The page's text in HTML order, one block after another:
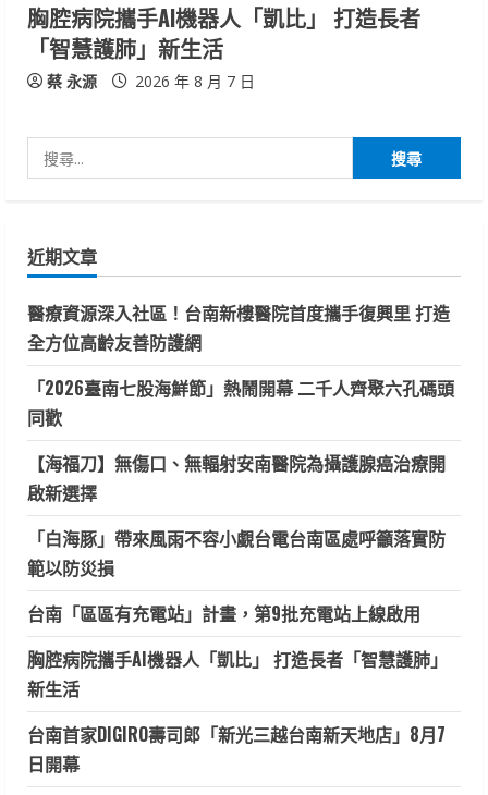
胸腔病院攜手AI機器人「凱比」 打造長者
「智慧護肺」新生活
蔡 永源 2026 年 8 月 7 日
尋
字:
近期文章
醫療資源深入社區！台南新樓醫院首度攜手復興里 打造
全方位高齡友善防護網
「2026臺南七股海鮮節」熱鬧開幕 二千人齊聚六孔碼頭
同歡
【海福刀】無傷口、無輻射安南醫院為攝護腺癌治療開
啟新選擇
「白海豚」帶來風雨不容小覷台電台南區處呼籲落實防
範以防災損
台南「區區有充電站」計畫，第9批充電站上線啟用
胸腔病院攜手AI機器人「凱比」 打造長者「智慧護肺」
新生活
台南首家DIGIRO壽司郎「新光三越台南新天地店」8月7
日開幕